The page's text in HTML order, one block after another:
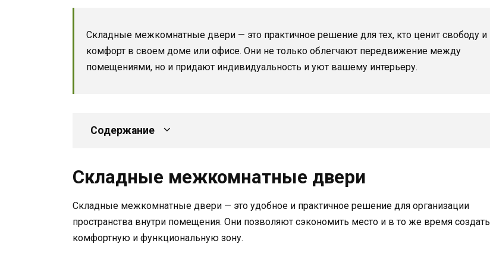
Складные межкомнатные двери — это практичное решение для тех, кто ценит свободу и
комфорт в своем доме или офисе. Они не только облегчают передвижение между
помещениями, но и придают индивидуальность и уют вашему интерьеру.
Содержание
Складные межкомнатные двери
Складные межкомнатные двери — это удобное и практичное решение для организации
пространства внутри помещения. Они позволяют сэкономить место и в то же время создать
комфортную и функциональную зону.